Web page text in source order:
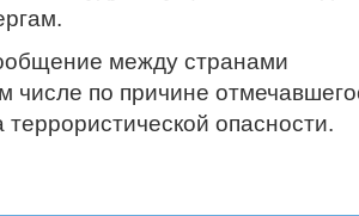
между странами
числе по причине
опасности.